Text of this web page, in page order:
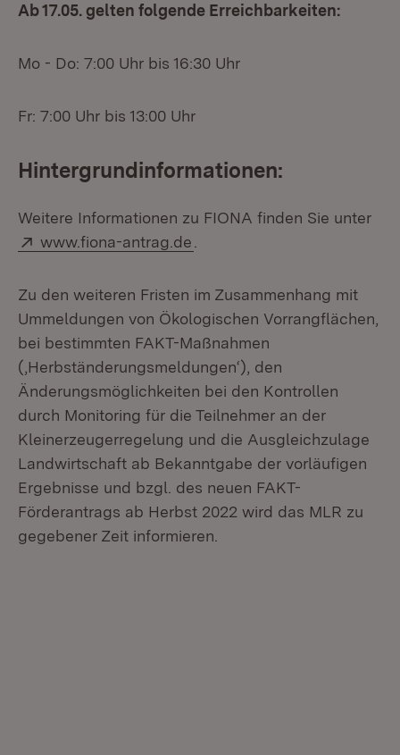
Ab 17.05. gelten folgende Erreichbarkeiten:
Mo - Do: 7:00 Uhr bis 16:30 Uhr
Fr: 7:00 Uhr bis 13:00 Uhr
Hintergrundinformationen:
Weitere Informationen zu FIONA finden Sie unter
Extern:
www.fiona-antrag.de
Zu den weiteren Fristen im Zusammenhang mit
Ummeldungen von Ökologischen Vorrangflächen,
bei bestimmten FAKT-Maßnahmen
(‚Herbständerungsmeldungen‘), den
Änderungsmöglichkeiten bei den Kontrollen
durch Monitoring für die Teilnehmer an der
Kleinerzeugerregelung und die Ausgleichzulage
Landwirtschaft ab Bekanntgabe der vorläufigen
Ergebnisse und bzgl. des neuen FAKT-
Förderantrags ab Herbst 2022 wird das MLR zu
gegebener Zeit informieren.